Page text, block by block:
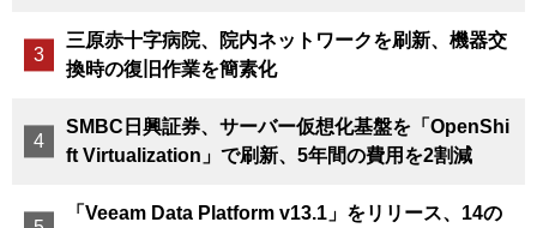
三原赤十字病院、院内ネットワークを刷新、機器交
換時の復旧作業を簡素化
SMBC日興証券、サーバー仮想化基盤を「OpenShi
ft Virtualization」で刷新、5年間の費用を2割減
「Veeam Data Platform v13.1」をリリース、14の